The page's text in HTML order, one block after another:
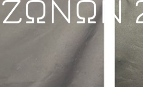
ΖΩΝΩΝ